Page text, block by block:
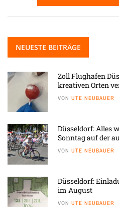
NEUESTE BEITRÄGE
Zoll Flughafen
kreativen Orten
VON UTE NEUBAUER
Düsseldorf: Alles
Sonntag auf der
VON UTE NEUBAUER
Düsseldorf:
im August
VON UTE NEUBAUER